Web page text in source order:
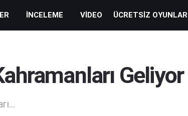
İNCELEME VIDEO ÜCRETSIZ OYUNLAR
Geliyor